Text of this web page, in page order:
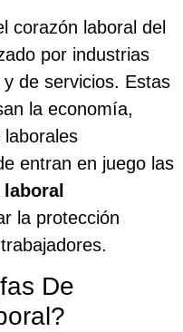
corazón laboral del
por industrias
de servicios. Estas
la economía,
entran en juego las
la protección
De